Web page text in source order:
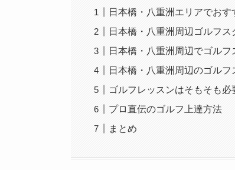
日本橋・八重洲エリアでお
日本橋・八重洲周辺ゴルフ
日本橋・八重洲周辺でゴル
日本橋・八重洲周辺のゴル
ゴルフレッスンはそもそも必
プロ直伝のゴルフ上達方法
まとめ